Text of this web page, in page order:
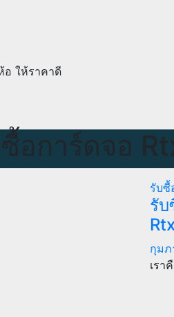
อ ให้ราคาดี
อการ์ดจอ
รับซื้
รับ
กุมภ
เรา